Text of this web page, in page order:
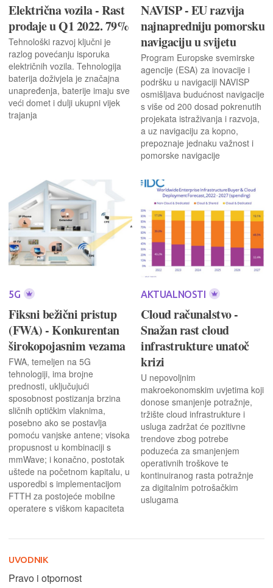
Električna vozila - Rast
prodaje u Q1 2022. 79%
Tehnološki razvoj ključni je
razlog povećanju isporuka
električnih vozila. Tehnologija
baterija doživjela je značajna
unapređenja, baterije imaju sve
veći domet i dulji ukupni vijek
trajanja
NAVISP - EU razvija
najnapredniju pomorsku
navigaciju u svijetu
Program Europske svemirske
agencije (ESA) za inovacije i
podršku u navigaciji NAVISP
osmišljava budućnost navigacije
s više od 200 dosad pokrenutih
projekata istraživanja i razvoja,
a uz navigaciju za kopno,
prepoznaje jednaku važnost i
pomorske navigacije
5G
Fiksni bežični pristup
(FWA) - Konkurentan
širokopojasnim vezama
FWA, temeljen na 5G
tehnologiji, ima brojne
prednosti, uključujući
sposobnost postizanja brzina
sličnih optičkim vlaknima,
posebno ako se postavlja
pomoću vanjske antene; visoka
propusnost u kombinaciji s
mmWave; i konačno, postotak
uštede na početnom kapitalu, u
usporedbi s implementacijom
FTTH za postojeće mobilne
operatere s viškom kapaciteta
AKTUALNOSTI
Cloud računalstvo -
Snažan rast cloud
infrastrukture unatoč
krizi
U nepovoljnim
makroekonomskim uvjetima koji
donose smanjenje potražnje,
tržište cloud infrastrukture i
usluga zadržat će pozitivne
trendove zbog potrebe
poduzeća za smanjenjem
operativnih troškove te
kontinuiranog rasta potražnje
za digitalnim potrošačkim
uslugama
UVODNIK
Pravo i otpornost